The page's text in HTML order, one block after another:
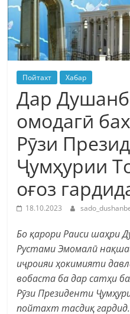
Пойтахт Хабар
Дар
омодагӣ
Рӯзи
Ҷумҳурии
оғоз
18.10.2023
Бо қарори Раиси шаҳри
Рустами Эмомалӣ
иҷроияи ҳокимияти
вобаста ба дар сатҳи
Рӯзи Президенти
пойтахт тасдиқ